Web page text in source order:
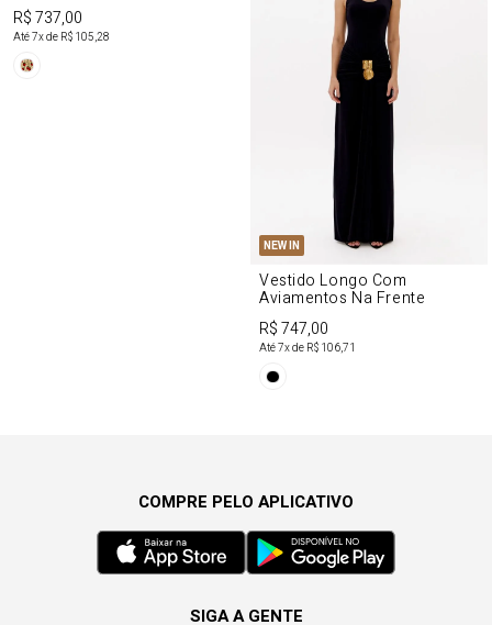
R$ 737,00
Até7x de R$ 105,28
NEW IN
Vestido Longo Com
Aviamentos Na Frente
R$ 747,00
Até7x de R$ 106,71
COMPRE PELO APLICATIVO
SIGA A GENTE